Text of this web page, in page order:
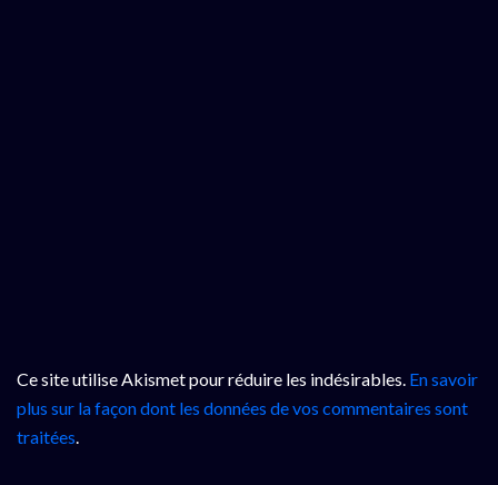
Ce site utilise Akismet pour réduire les indésirables. En savoir
plus sur la façon dont les données de vos commentaires sont
traitées.